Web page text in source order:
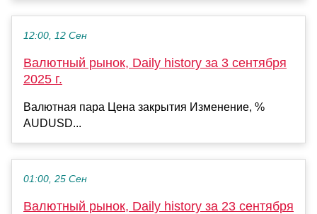
12:00, 12 Сен
Валютный рынок, Daily history за 3 сентября
2025 г.
Валютная пара Цена закрытия Изменение, %
AUDUSD...
01:00, 25 Сен
Валютный рынок, Daily history за 23 сентября